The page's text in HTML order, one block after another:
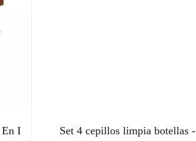
I
Set 4 cepillos limpia botellas -